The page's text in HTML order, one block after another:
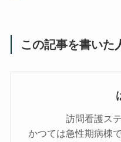
この記事を書いた
訪問看護ス
かつては急性期病棟